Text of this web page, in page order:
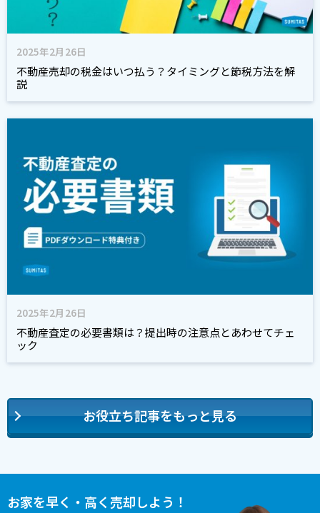
2025年2月26日
不動産売却の税金はいつ払う？タイミングと節税方法を解
説
2025年2月26日
不動産査定の必要書類は？提出時の注意点とあわせてチェ
ック
お役立ち記事をもっと見る
お家を早く・高く売却しよう！